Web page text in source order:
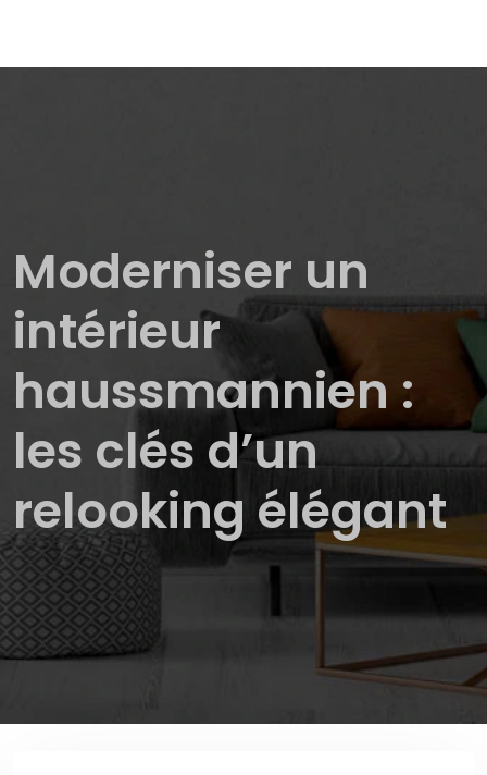
Moderniser un
intérieur
haussmannien :
les clés d’un
relooking élégant